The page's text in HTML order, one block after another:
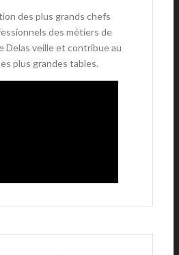
des plus grands chefs
des métiers de
Delas veille et contribue au
plus grandes tables.